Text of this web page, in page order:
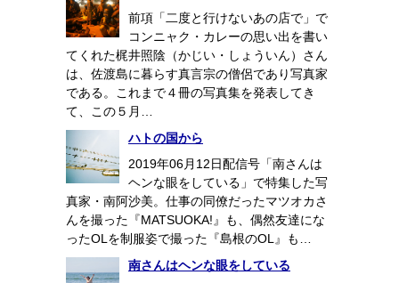
前項「二度と行けないあの店で」で
コンニャク・カレーの思い出を書い
てくれた梶井照陰（かじい・しょういん）さん
は、佐渡島に暮らす真言宗の僧侶であり写真家
である。これまで４冊の写真集を発表してき
て、この５月…
ハトの国から
2019年06月12日配信号「南さんは
ヘンな眼をしている」で特集した写
真家・南阿沙美。仕事の同僚だったマツオカさ
んを撮った『MATSUOKA!』も、偶然友達にな
ったOLを制服姿で撮った『島根のOL』も…
南さんはヘンな眼をしている